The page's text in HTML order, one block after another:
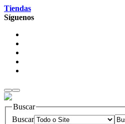
Tiendas
Síguenos
Buscar
Buscar